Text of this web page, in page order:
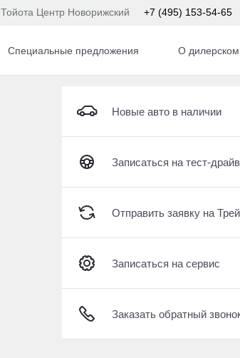
Тойота Центр Новорижский +7 (495) 153-54-65
Получить консультацию
Отправить заявку на
Записаться на сервис
Заказать обратный звонок
Рассчитать кредит
Записаться на сервис
Отправить заявку на
Заказать обратный звонок
Специальные предложения О дилерском
Новые авто в наличии
Записаться на тест-драйв
Отправить заявку на
Записаться на сервис
Заказать обратный